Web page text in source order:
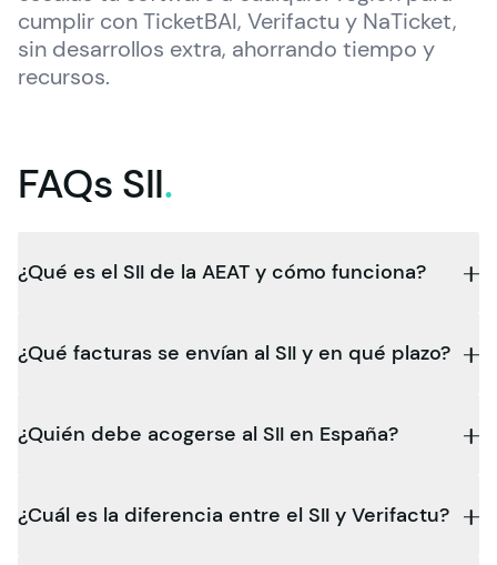
cumplir con TicketBAI, Verifactu y NaTicket,
sin desarrollos extra, ahorrando tiempo y
recursos.
FAQs SII.
¿Qué es el SII de la AEAT y cómo funciona?
¿Qué facturas se envían al SII y en qué plazo?
¿Quién debe acogerse al SII en España?
¿Cuál es la diferencia entre el SII y Verifactu?